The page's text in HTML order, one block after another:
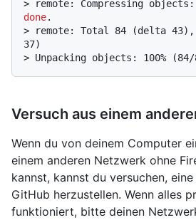
>
done.
>
remote: Total 84 (delta
37)
> Unpacking objects: 100%
Versuch aus einem
Wenn du von deinem Computer
einem anderen Netzwerk ohne
kannst, kannst du versuchen,
GitHub herzustellen. Wenn alles
funktioniert, bitte deinen